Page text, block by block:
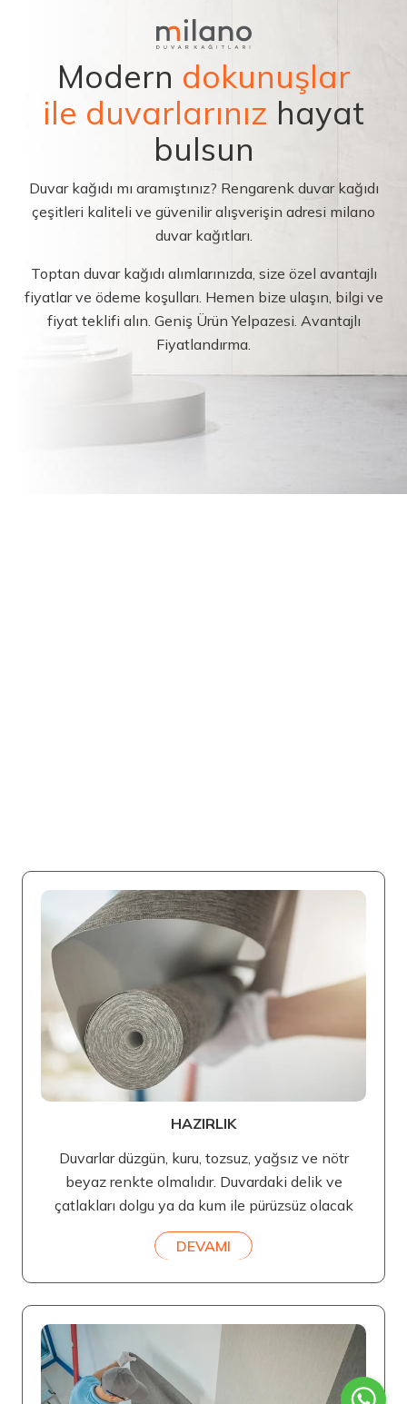
Modern dokunuşlar
ile duvarlarınız hayat
bulsun
Duvar kağıdı mı aramıştınız? Rengarenk duvar kağıdı
çeşitleri kaliteli ve güvenilir alışverişin adresi milano
duvar kağıtları.
Toptan duvar kağıdı alımlarınızda, size özel avantajlı
fiyatlar ve ödeme koşulları. Hemen bize ulaşın, bilgi ve
fiyat teklifi alın. Geniş Ürün Yelpazesi. Avantajlı
Fiyatlandırma.
HAZIRLIK
Duvarlar düzgün, kuru, tozsuz, yağsız ve nötr
beyaz renkte olmalıdır. Duvardaki delik ve
çatlakları dolgu ya da kum ile pürüzsüz olacak
DEVAMI